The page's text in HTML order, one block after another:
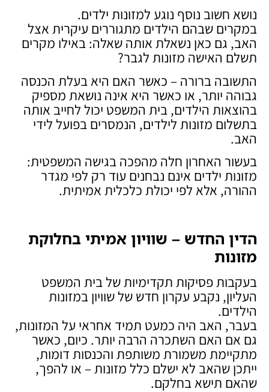
נושא חשוב נוסף נוגע למזונות ילדים.
במקרים שבהם הילדים מתגוררים עיקרית אצל
האב, גם כאן נשאלת אותה שאלה: באילו מקרים
תשלם האישה מזונות לגבר?
התשובה ברורה – כאשר האם היא בעלת הכנסה
גבוהה יותר, או כאשר היא אינה נושאת מספיק
בהוצאות הילדים, בית המשפט יכול לחייב אותה
בתשלום מזונות לילדים, הנמסרים בפועל לידי
האב.
בעשור האחרון חלה מהפכה בגישה המשפטית:
מזונות ילדים אינם נבחנים עוד רק לפי מגדר
ההורה, אלא לפי יכולת כלכלית אמיתית.
הדין החדש – שוויון אמיתי בחלוקת
מזונות
בעקבות פסיקות תקדימיות של בית המשפט
העליון, נקבע עקרון חדש של שוויון במזונות
הילדים.
בעבר, האב היה כמעט תמיד אחראי על המזונות,
גם אם האם השתכרה הרבה יותר. כיום, כאשר
מתקיימת משמורת משותפת והכנסות דומות,
ייתכן שהאב לא ישלם כלל מזונות – או להפך,
שהאם תישא בחלקם.